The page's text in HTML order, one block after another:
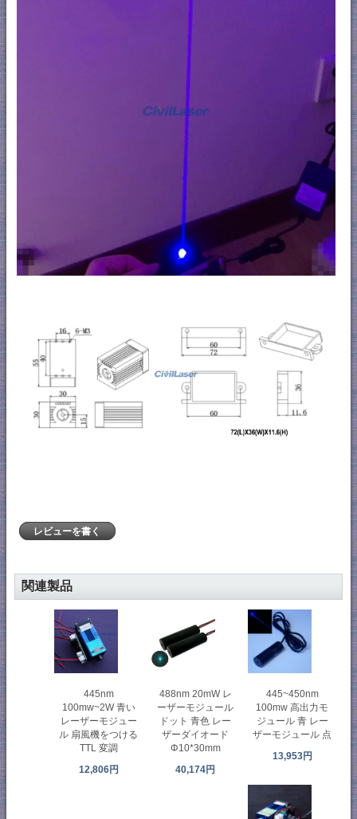
レビューを書く
関連製品
445nm
100mw~2W 青い
レーザーモジュー
ル 扇風機をつける
TTL 変調
12,806円
488nm 20mW レ
ーザーモジュール
ドット 青色 レー
ザーダイオード
Φ10*30mm
40,174円
445~450nm
100mw 高出力モ
ジュール 青 レー
ザーモジュール 点
13,953円